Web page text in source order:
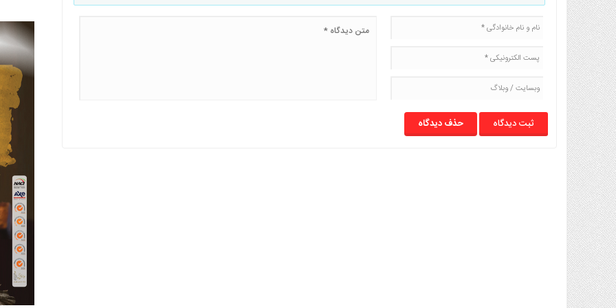
حذف دیدگاه